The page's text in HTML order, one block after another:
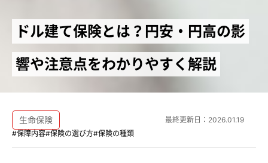
ドル建て保険とは？円安・円高の影
響や注意点をわかりやすく解説
生命保険
#保障内容#保険の選び方#保険の種類
最終更新日： 2026.01.19